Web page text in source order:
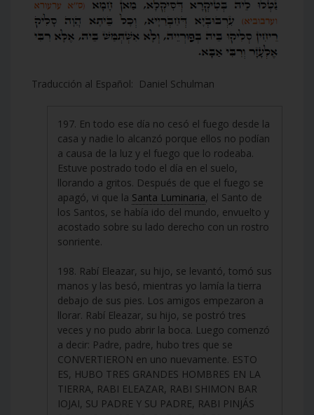
Traducción al Español: Daniel Schulman
197. En todo ese día no cesó el fuego desde la
casa y nadie lo alcanzó porque ellos no podían
a causa de la luz y el fuego que lo rodeaba.
Estuve postrado todo el día en el suelo,
llorando a gritos. Después de que el fuego se
apagó, vi que la Santa Luminaria, el Santo de
los Santos, se había ido del mundo, envuelto y
acostado sobre su lado derecho con un rostro
sonriente.
198. Rabí Eleazar, su hijo, se levantó, tomó sus
manos y las besó, mientras yo lamía la tierra
debajo de sus pies. Los amigos empezaron a
llorar. Rabí Eleazar, su hijo, se postró tres
veces y no pudo abrir la boca. Luego comenzó
a decir: Padre, padre, hubo tres que se
CONVERTIERON en uno nuevamente. ESTO
ES, HUBO TRES GRANDES HOMBRES EN LA
TIERRA, RABI ELEAZAR, RABI SHIMON BAR
IOJAI, SU PADRE Y SU PADRE, RABI PINJÁS